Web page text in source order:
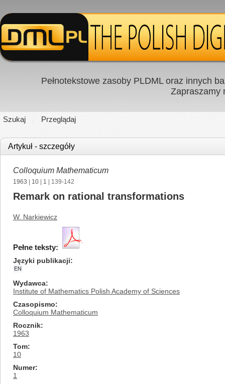
Pełnotekstowe zasoby PLDML oraz innych
Zapraszamy
Szukaj Przeglądaj
Artykuł - szczegóły
Colloquium Mathematicum
1963 10 1 | 139-142
Remark on rational transformations
W. Narkiewicz
Pełne teksty:
Języki publikacji
EN
Wydawca
Institute of Mathematics Polish Academy of Sciences
Czasopismo
Colloquium Mathematicum
Rocznik
1963
Tom
10
Numer
1